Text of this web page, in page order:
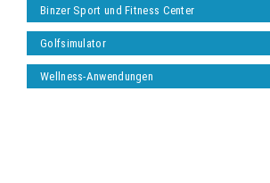
Binzer Sport und Fitness Center
Golfsimulator
Wellness-Anwendungen